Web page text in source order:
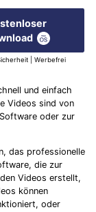
| Werbefrei
und einfach
Videos sind von
oder zur
das professionelle
die zur
Videos erstellt,
können
oder